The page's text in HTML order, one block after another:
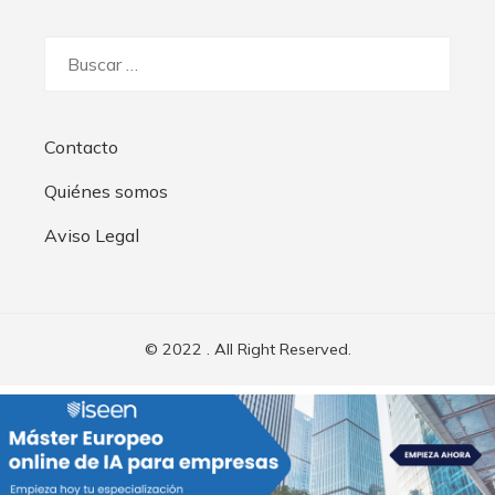
Contacto
Quiénes somos
Aviso Legal
© 2022 . All Right Reserved.